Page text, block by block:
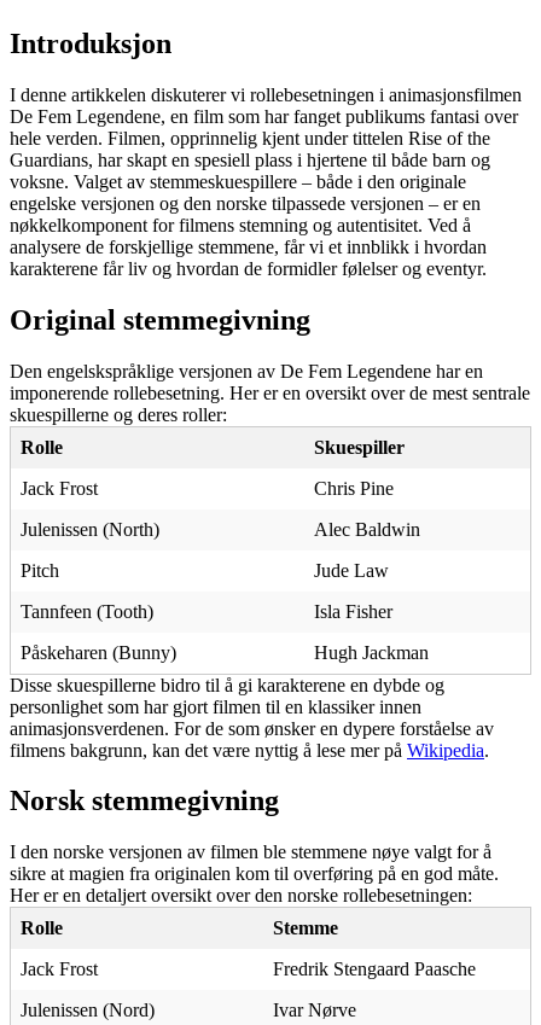
Introduksjon
I denne artikkelen diskuterer vi rollebesetningen i animasjonsfilmen
De Fem Legendene, en film som har fanget publikums fantasi over
hele verden. Filmen, opprinnelig kjent under tittelen Rise of the
Guardians, har skapt en spesiell plass i hjertene til både barn og
voksne. Valget av stemmeskuespillere – både i den originale
engelske versjonen og den norske tilpassede versjonen – er en
nøkkelkomponent for filmens stemning og autentisitet. Ved å
analysere de forskjellige stemmene, får vi et innblikk i hvordan
karakterene får liv og hvordan de formidler følelser og eventyr.
Original stemmegivning
Den engelskspråklige versjonen av De Fem Legendene har en
imponerende rollebesetning. Her er en oversikt over de mest sentrale
skuespillerne og deres roller:
Rolle
Skuespiller
Jack Frost
Chris Pine
Julenissen (North)
Alec Baldwin
Pitch
Jude Law
Tannfeen (Tooth)
Isla Fisher
Påskeharen (Bunny)
Hugh Jackman
Disse skuespillerne bidro til å gi karakterene en dybde og
personlighet som har gjort filmen til en klassiker innen
animasjonsverdenen. For de som ønsker en dypere forståelse av
filmens bakgrunn, kan det være nyttig å lese mer på Wikipedia.
Norsk stemmegivning
I den norske versjonen av filmen ble stemmene nøye valgt for å
sikre at magien fra originalen kom til overføring på en god måte.
Her er en detaljert oversikt over den norske rollebesetningen:
Rolle
Stemme
Jack Frost
Fredrik Stengaard Paasche
Julenissen (Nord)
Ivar Nørve